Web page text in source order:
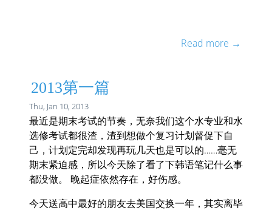
Read more →
2013第一篇
Thu, Jan 10, 2013
最近是期末考试的节奏，无奈我们这个水专业和水
选修考试都很渣，渣到想做个复习计划督促下自
己，计划定完却发现再玩几天也是可以的……毫无
期末紧迫感，所以今天除了看了下韩语笔记什么事
都没做。 晚起症依然存在，好伤感。
今天送高中最好的朋友去美国交换一年，其实离毕